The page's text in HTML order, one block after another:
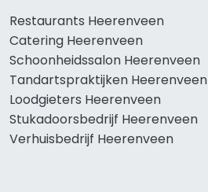
Restaurants Heerenveen
Catering Heerenveen
Schoonheidssalon Heerenveen
Tandartspraktijken Heerenveen
Loodgieters Heerenveen
Stukadoorsbedrijf Heerenveen
Verhuisbedrijf Heerenveen